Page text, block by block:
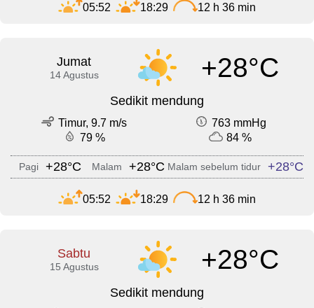
05:52 18:29 12 h 36 min
Jumat
14 Agustus +28°C
Sedikit mendung
Timur, 9.7 m/s
763 mmHg
79 %
84 %
Pagi +28°C Malam +28°C Malam sebelum tidur +28°C
05:52 18:29 12 h 36 min
Sabtu
15 Agustus +28°C
Sedikit mendung